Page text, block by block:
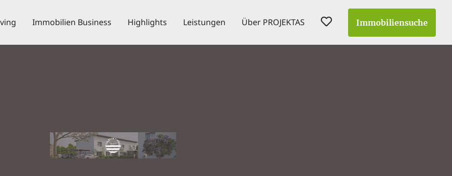
Immobilien Business Highlights Leistungen Über PROJEKTAS Immobiliensuche